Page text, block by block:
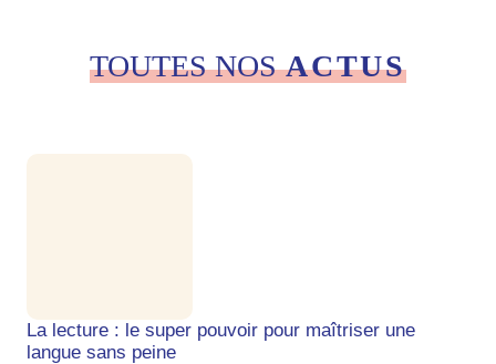
TOUTES NOSACTUS
La lecture : le super pouvoir pour maîtriser une
langue sans peine